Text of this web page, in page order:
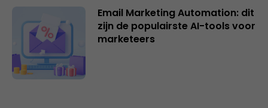
Email Marketing Automation: dit
zijn de populairste AI-tools voor
marketeers